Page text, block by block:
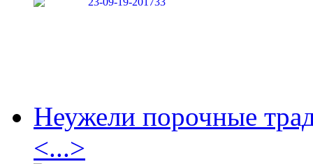
Неужели порочные
<...>